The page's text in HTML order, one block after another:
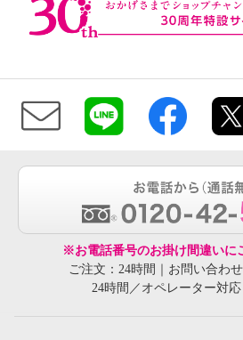
※お電話番号のお掛け間違いに
ご注文：24時間｜お問い合わ
24時間／オペレーター対応